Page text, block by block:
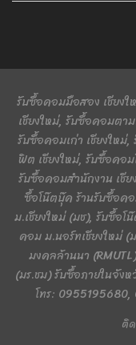
รับซื้อคอมมือสอง เชียงใ
เชียงใหม่, รับซื้อคอมตา
รับซื้อคอมเก่า เชียงให
ฟิต เชียงใหม่, รับซื้อคอม
รับซื้อคอมสำนักงาน เชีย
ซื้อโน๊ตบุ๊ค ร้านรับซื้อค
ม.เชียงใหม่ (มช), รับซื้อ
คอม ม.นอร์ทเชียงใหม่ (
มงคลล้านนา
(มร.ชม) รับซื้อภายในจัง
โทร:
ติ